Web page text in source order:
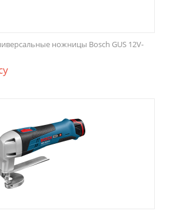
ножницы Bosch GUS 12V-